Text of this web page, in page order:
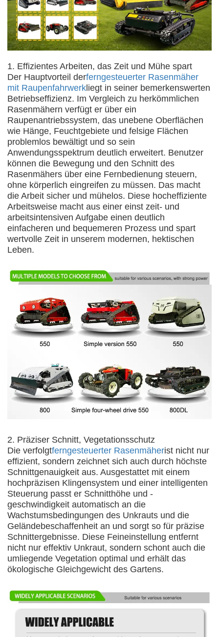
1. Effizientes Arbeiten, das Zeit und Mühe spart
Der Hauptvorteil derferngesteuerter Rasenmäher
mit Raupenfahrwerk liegt in seiner bemerkenswerten
Betriebseffizienz. Im Vergleich zu herkömmlichen
Rasenmähern verfügt er über ein
Raupenantriebssystem, das unebene Oberflächen
wie Hänge, Feuchtgebiete und felsige Flächen
problemlos bewältigt und so sein
Anwendungsspektrum deutlich erweitert. Benutzer
können die Bewegung und den Schnitt des
Rasenmähers über eine Fernbedienung steuern,
ohne körperlich eingreifen zu müssen. Das macht
die Arbeit sicher und mühelos. Diese hocheffiziente
Arbeitsweise macht aus einer einst zeit- und
arbeitsintensiven Aufgabe einen deutlich
einfacheren und bequemeren Prozess und spart
wertvolle Zeit in unserem modernen, hektischen
Leben.
2. Präziser Schnitt, Vegetationsschutz
Die verfolgtferngesteuerter Rasenmäherist nicht nur
effizient, sondern zeichnet sich auch durch höchste
Schnittgenauigkeit aus. Ausgestattet mit einem
hochpräzisen Klingensystem und einer intelligenten
Steuerung passt er Schnitthöhe und -
geschwindigkeit automatisch an die
Wachstumsbedingungen des Unkrauts und die
Geländebeschaffenheit an und sorgt so für präzise
Schnittergebnisse. Diese Feineinstellung entfernt
nicht nur effektiv Unkraut, sondern schont auch die
umliegende Vegetation optimal und erhält das
ökologische Gleichgewicht des Gartens.